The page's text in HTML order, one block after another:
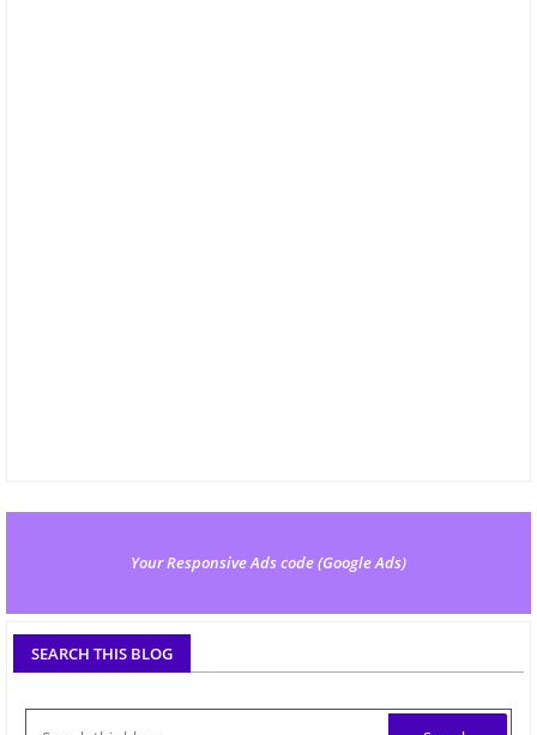
Your Responsive Ads code (Google Ads)
SEARCH THIS BLOG